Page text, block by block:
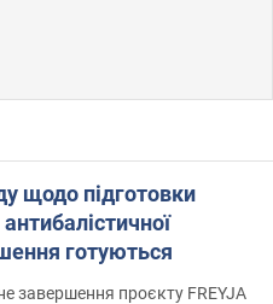
щодо підготовки
готуються
завершення проєкту FREYJA